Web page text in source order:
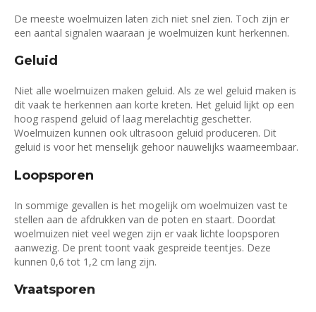
De meeste woelmuizen laten zich niet snel zien. Toch zijn er
een aantal signalen waaraan je woelmuizen kunt herkennen.
Geluid
Niet alle woelmuizen maken geluid. Als ze wel geluid maken is
dit vaak te herkennen aan korte kreten. Het geluid lijkt op een
hoog raspend geluid of laag merelachtig geschetter.
Woelmuizen kunnen ook ultrasoon geluid produceren. Dit
geluid is voor het menselijk gehoor nauwelijks waarneembaar.
Loopsporen
In sommige gevallen is het mogelijk om woelmuizen vast te
stellen aan de afdrukken van de poten en staart. Doordat
woelmuizen niet veel wegen zijn er vaak lichte loopsporen
aanwezig. De prent toont vaak gespreide teentjes. Deze
kunnen 0,6 tot 1,2 cm lang zijn.
Vraatsporen